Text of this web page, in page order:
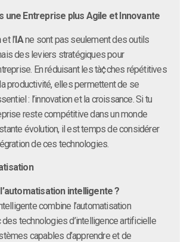
une Entreprise plus Agile et Innovante
et l’IAne sont pas seulement des outils
des leviers stratégiques pour
En réduisant les tà¢ches répétitives
productivité, elles permettent de se
: l’innovation et la croissance. Si tu
reste compétitive dans un monde
évolution, il est temps de considérer
de ces technologies.
intelligente ?
combine l’automatisation
technologies d’intelligence artificielle
capables d’apprendre et de